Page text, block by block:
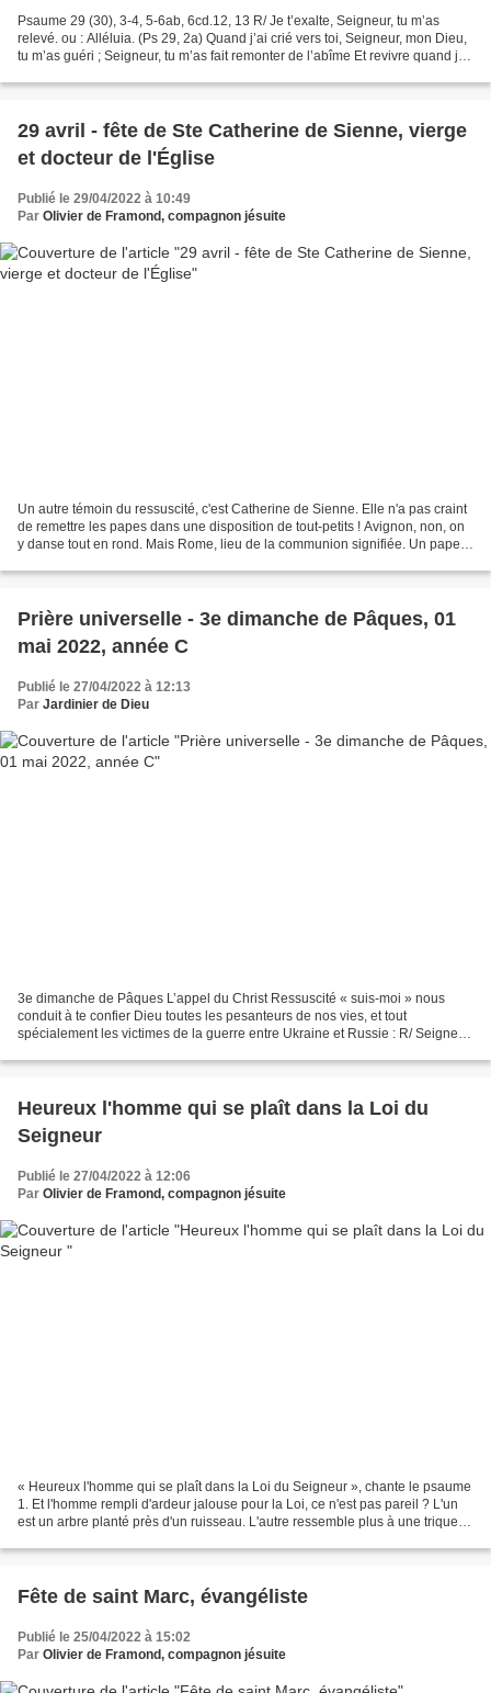
Psaume 29 (30), 3-4, 5-6ab, 6cd.12, 13 R/ Je t’exalte, Seigneur, tu m’as
relevé. ou : Alléluia. (Ps 29, 2a) Quand j’ai crié vers toi, Seigneur, mon Dieu,
tu m’as guéri ; Seigneur, tu m’as fait remonter de l’abîme Et revivre quand je
29 avril - fête de Ste Catherine de Sienne, vierge
et docteur de l'Église
Publié le 29/04/2022 à 10:49
Par Olivier de Framond, compagnon jésuite
Un autre témoin du ressuscité, c'est Catherine de Sienne. Elle n'a pas craint
de remettre les papes dans une disposition de tout-petits ! Avignon, non, on
y danse tout en rond. Mais Rome, lieu de la communion signifiée. Un pape,
Prière universelle - 3e dimanche de Pâques, 01
mai 2022, année C
Publié le 27/04/2022 à 12:13
Par Jardinier de Dieu
3e dimanche de Pâques L’appel du Christ Ressuscité « suis-moi » nous
conduit à te confier Dieu toutes les pesanteurs de nos vies, et tout
spécialement les victimes de la guerre entre Ukraine et Russie : R/ Seigneur
Heureux l'homme qui se plaît dans la Loi du
Seigneur
Publié le 27/04/2022 à 12:06
Par Olivier de Framond, compagnon jésuite
« Heureux l'homme qui se plaît dans la Loi du Seigneur », chante le psaume
1. Et l'homme rempli d'ardeur jalouse pour la Loi, ce n'est pas pareil ? L'un
est un arbre planté près d'un ruisseau. L'autre ressemble plus à une trique
Fête de saint Marc, évangéliste
Publié le 25/04/2022 à 15:02
Par Olivier de Framond, compagnon jésuite